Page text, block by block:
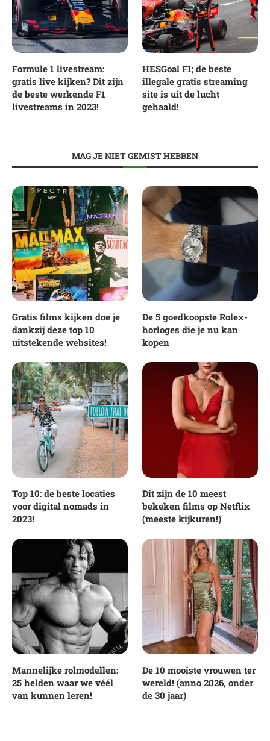
Formule 1 livestream:
gratis live kijken? Dit zijn
de beste werkende F1
livestreams in 2023!
HESGoal F1; de beste
illegale gratis streaming
site is uit de lucht
gehaald!
MAG JE NIET GEMIST HEBBEN
Gratis films kijken doe je
dankzij deze top 10
uitstekende websites!
De 5 goedkoopste Rolex-
horloges die je nu kan
kopen
Top 10: de beste locaties
voor digital nomads in
2023!
Dit zijn de 10 meest
bekeken films op Netflix
(meeste kijkuren!)
Mannelijke rolmodellen:
25 helden waar we véél
van kunnen leren!
De 10 mooiste vrouwen ter
wereld! (anno 2026, onder
de 30 jaar)